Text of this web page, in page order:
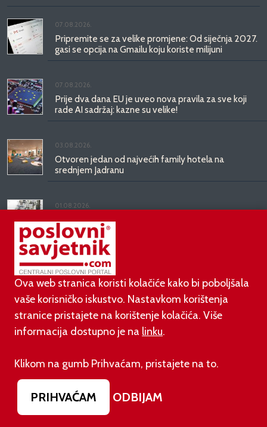
07.08.2026.
Pripremite se za velike promjene: Od siječnja 2027.
gasi se opcija na Gmailu koju koriste milijuni
07.08.2026.
Prije dva dana EU je uveo nova pravila za sve koji
rade AI sadržaj: kazne su velike!
03.08.2026.
Otvoren jedan od najvećih family hotela na
srednjem Jadranu
01.08.2026.
Novi zakon o najmu bolje štiti najmoprimce, ali i
najmodavce
PODUZETNIŠTVO
01.08.2026.
adidas i Hrvatski nogometni savez objavili
30.07.2026.
UGP najavio prosvjed protiv novih nameta i načina
donošenja propisa
Ova web stranica koristi kolačiće kako bi poboljšala
vaše korisničko iskustvo. Nastavkom korištenja
stranice pristajete na korištenje kolačića. Više
informacija dostupno je na linku.
Klikom na gumb Prihvaćam, pristajete na to.
PRIHVAĆAM ODBIJAM